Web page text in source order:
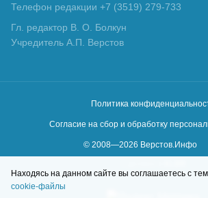
Телефон редакции +7 (3519) 279-733
Гл. редактор В. О. Болкун
Учредитель А.П. Верстов
Политика
Согласие на сбор и обработку
© 2008—2026 Верстов.Инфо
Находясь на данном сайте вы соглашаетесь с
cookie-файлы